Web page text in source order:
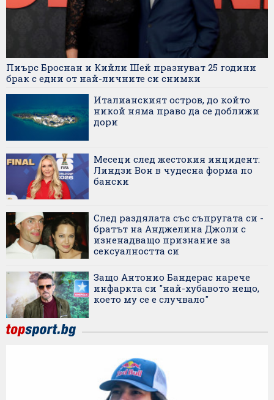
Пиърс Броснан и Кийли Шей празнуват 25 години
брак с едни от най-личните си снимки
Италианският остров, до който
никой няма право да се доближи
дори
Месеци след жестокия инцидент:
Линдзи Вон в чудесна форма по
бански
След раздялата със съпругата си -
братът на Анджелина Джоли с
изненадващо признание за
сексуалността си
Защо Антонио Бандерас нарече
инфаркта си "най-хубавото нещо,
което му се е случвало"